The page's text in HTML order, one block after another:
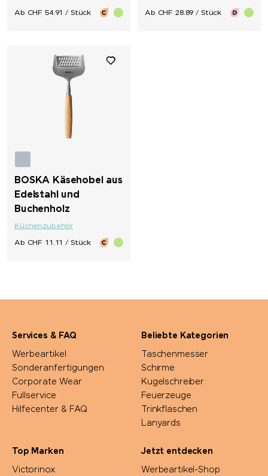
Ab CHF 54.91 / Stück
Ab CHF 28.89 / Stück
BOSKA Käsehobel aus
Edelstahl und
Buchenholz
Küchenzubehör
Ab CHF 11.11 / Stück
Services & FAQ
Werbeartikel
Sonderanfertigungen
Corporate Wear
Fullservice
Hilfecenter & FAQ
Beliebte Kategorien
Taschenmesser
Schirme
Kugelschreiber
Feuerzeuge
Trinkflaschen
Lanyards
Top Marken
Victorinox
Jetzt entdecken
Werbeartikel-Shop
Waterman